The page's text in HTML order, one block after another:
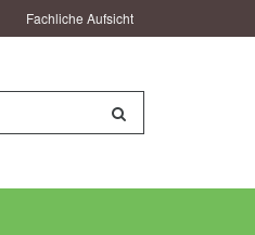
Fachliche Aufsicht